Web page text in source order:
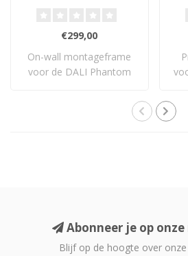
€299,00
On-wall montageframe
voor de DALI Phantom
Abonneer je op
Blijf op de hoogte over